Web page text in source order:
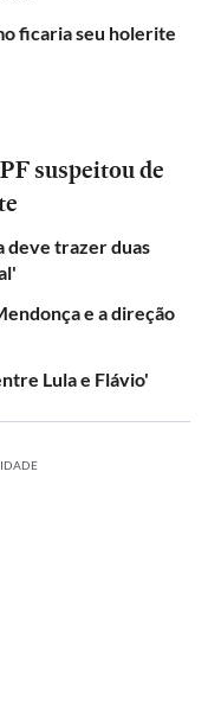
ficaria seu holerite
suspeitou de
deve trazer duas
e a direção
Lula e Flávio'